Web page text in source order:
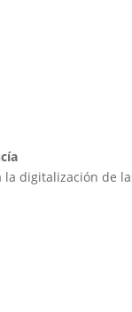
la digitalización de